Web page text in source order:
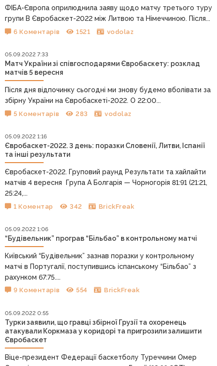
ФІБА-Європа оприлюднила заяву щодо матчу третього туру
групи В Євробаскет-2022 між Литвою та Німеччиною. Після...
6 Коментарів 1521 vodolaz
05.09.2022 7:33
Матч України зі співгосподарями Євробаскету: розклад
матчів 5 вересня
Після дня відпочинку сьогодні ми знову будемо вболівати за
збірну України на Євробаскеті-2022. О 22:00...
5 Коментарів 283 vodolaz
05.09.2022 1:16
Євробаскет-2022. 3 день: поразки Словенії, Литви, Іспанії
та інші результати
Євробаскет-2022. Груповий раунд Результати та хайлайти
матчів 4 вересня Група А Болгарія — Чорногорія 81:91 (21:21,
25:24,...
1 Коментар 342 BrickFreak
05.09.2022 1:06
“Будівельник” програв “Більбао” в контрольному матчі
Київський “Будівельник” зазнав поразки у контрольному
матчі в Португалії, поступившись іспанському “Більбао” з
рахунком 67:75....
9 Коментарів 554 BrickFreak
05.09.2022 0:55
Турки заявили, що гравці збірної Грузії та охоренець
атакували Коркмаза у коридорі та пригрозили залишити
Євробаскет
Віце-президент Федерації баскетболу Туреччини Омер